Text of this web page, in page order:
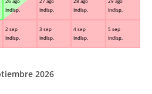
Indisp.
Indisp.
Indisp.
Indisp.
2 sep
Indisp.
3 sep
Indisp.
4 sep
Indisp.
5 sep
Indisp.
2026